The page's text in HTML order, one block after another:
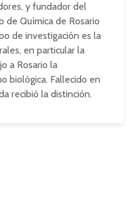
y fundador del
de Química de Rosario
de investigación es la
en particular la
a Rosario la
biológica. Fallecido en
recibió la distinción.